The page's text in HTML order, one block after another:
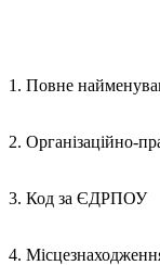
1. Повне
2. Організаційно-
3. Код за ЄДРПОУ
4.